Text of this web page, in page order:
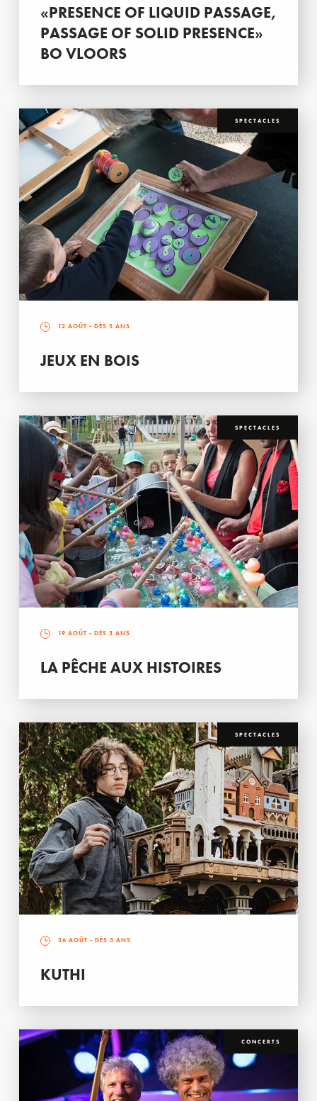
«PRESENCE OF LIQUID PASSAGE,
PASSAGE OF SOLID PRESENCE»
BO VLOORS
SPECTACLES
12 AOÛT - DÈS 5 ANS
JEUX EN BOIS
SPECTACLES
19 AOÛT - DÈS 3 ANS
LA PÊCHE AUX HISTOIRES
SPECTACLES
26 AOÛT - DÈS 3 ANS
KUTHI
CONCERTS